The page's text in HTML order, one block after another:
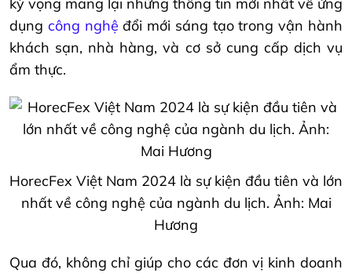
kỳ vọng mang lại những thông tin mới nhất về ứng
dụng công nghệ đổi mới sáng tạo trong vận hành
khách sạn, nhà hàng, và cơ sở cung cấp dịch vụ
ẩm thực.
HorecFex Việt Nam 2024 là sự kiện đầu tiên và lớn
nhất về công nghệ của ngành du lịch. Ảnh: Mai
Hương
Qua đó, không chỉ giúp cho các đơn vị kinh doanh